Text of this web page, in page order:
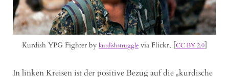
Kurdish YPG Fighter by kurdishstruggle via Flickr, [CC BY 2.0]
In linken Kreisen ist der positive Bezug auf die „kurdische